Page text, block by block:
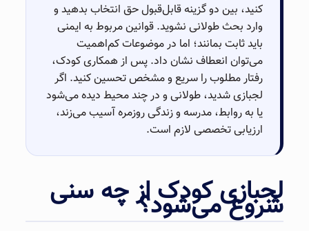
کنید، بین دو گزینه قابل‌قبول حق انتخاب بدهید و
وارد بحث طولانی نشوید. قوانین مربوط به ایمنی
باید ثابت بمانند؛ اما در موضوعات کم‌اهمیت
می‌توان انعطاف نشان داد. پس از همکاری کودک،
رفتار مطلوب را سریع و مشخص تحسین کنید. اگر
لجبازی شدید، طولانی و در چند محیط دیده می‌شود
یا به روابط، مدرسه و زندگی روزمره آسیب می‌زند،
ارزیابی تخصصی لازم است.
لجبازی کودک از چه سنی
شروع می‌شود؟